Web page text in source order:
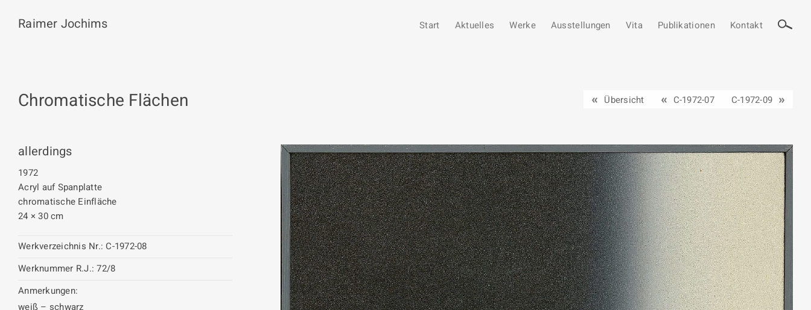
Raimer Jochims Start Aktuelles Werke Ausstellungen Vita Publikationen Kontakt
Chromatische Flächen Übersicht C-1972-07 C-1972-09
allerdings
1972
Acryl auf Spanplatte
chromatische Einfläche
24 × 30 cm
Werkverzeichnis Nr.: C-1972-08
Werknummer R.J.: 72/8
Anmerkungen:
weiß – schwarz